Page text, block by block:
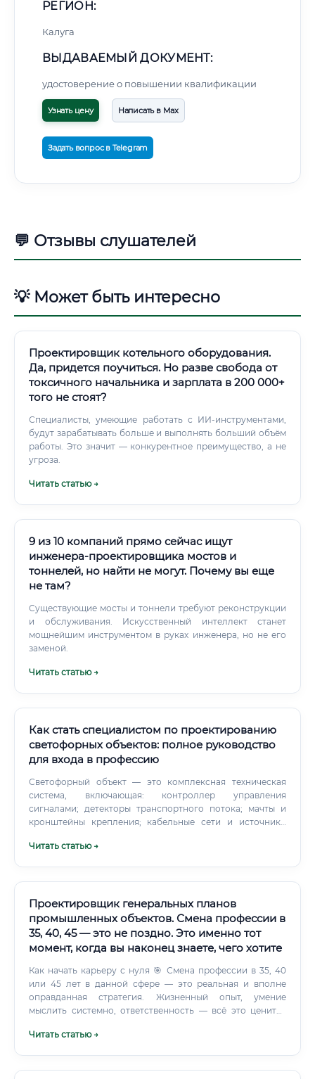
РЕГИОН:
Калуга
ВЫДАВАЕМЫЙ ДОКУМЕНТ:
удостоверение о повышении квалификации
Узнать цену Написать в Max
Задать вопрос в Telegram
💬 Отзывы слушателей
💡 Может быть интересно
Проектировщик котельного оборудования.
Да, придется поучиться. Но разве свобода от
токсичного начальника и зарплата в 200 000+
того не стоят?
Специалисты, умеющие работать с ИИ-инструментами,
будут зарабатывать больше и выполнять больший объём
работы. Это значит — конкурентное преимущество, а не
угроза.
Читать статью →
9 из 10 компаний прямо сейчас ищут
инженера-проектировщика мостов и
тоннелей, но найти не могут. Почему вы еще
не там?
Существующие мосты и тоннели требуют реконструкции
и обслуживания. Искусственный интеллект станет
мощнейшим инструментом в руках инженера, но не его
заменой.
Читать статью →
Как стать специалистом по проектированию
светофорных объектов: полное руководство
для входа в профессию
Светофорный объект — это комплексная техническая
система, включающая: контроллер управления
сигналами; детекторы транспортного потока; мачты и
кронштейны крепления; кабельные сети и источники
пешеходные светофоры и кнопки вызова. ⚡
команде с дорожными инспекторами, строителями и
заказчиками.
Читать статью →
Проектировщик генеральных планов
промышленных объектов. Смена профессии в
35, 40, 45 — это не поздно. Это именно тот
момент, когда вы наконец знаете, чего хотите
Как начать карьеру с нуля 🎯 Смена профессии в 35, 40
или 45 лет в данной сфере — это реальная и вполне
оправданная стратегия. Жизненный опыт, умение
мыслить системно, ответственность — всё это ценится
путь для взрослого новичка: 1️⃣ Пройти профильные
Читать статью →